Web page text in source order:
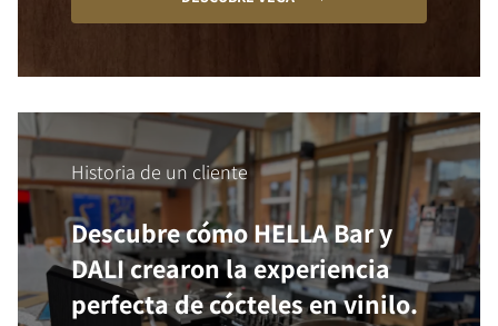
Historia de un cliente
Descubre cómo HELLA Bar y
DALI crearon la experiencia
perfecta de cócteles en vinilo.